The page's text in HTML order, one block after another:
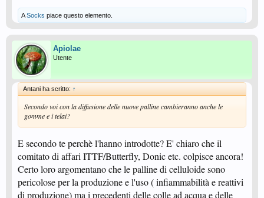
ASocks piace questo elemento.
Apiolae
Utente
Antani ha scritto: ↑
Secondo voi con la diffusione delle nuove palline cambieranno anche le
gomme e i telai?
E secondo te perchè l'hanno introdotte? E' chiaro che il
comitato di affari ITTF/Butterfly, Donic etc. colpisce ancora!
Certo loro argomentano che le palline di celluloide sono
pericolose per la produzione e l'uso ( infiammabilità e reattivi
di produzione) ma i precedenti delle colle ad acqua e delle